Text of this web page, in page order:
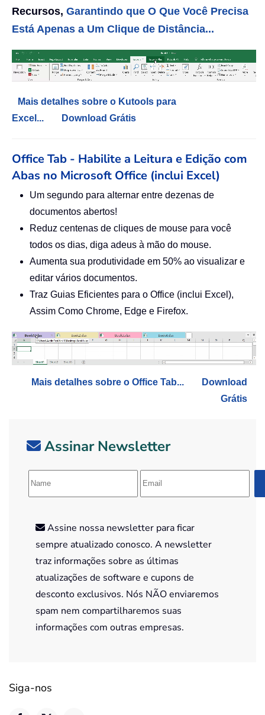
Recursos, Garantindo que O Que Você Precisa
Está Apenas a Um Clique de Distância...
Mais detalhes sobre o Kutools para
Excel...
Download Grátis
Office Tab - Habilite a Leitura e Edição com
Abas no Microsoft Office (inclui Excel)
Um segundo para alternar entre dezenas de
documentos abertos!
Reduz centenas de cliques de mouse para você
todos os dias, diga adeus à mão do mouse.
Aumenta sua produtividade em 50% ao visualizar e
editar vários documentos.
Traz Guias Eficientes para o Office (inclui Excel),
Assim Como Chrome, Edge e Firefox.
Mais detalhes sobre o Office Tab...
Download
Grátis
Assinar Newsletter
Assine nossa newsletter para ficar
sempre atualizado conosco. A newsletter
traz informações sobre as últimas
atualizações de software e cupons de
desconto exclusivos. Nós NÃO enviaremos
spam nem compartilharemos suas
informações com outras empresas.
Siga-nos